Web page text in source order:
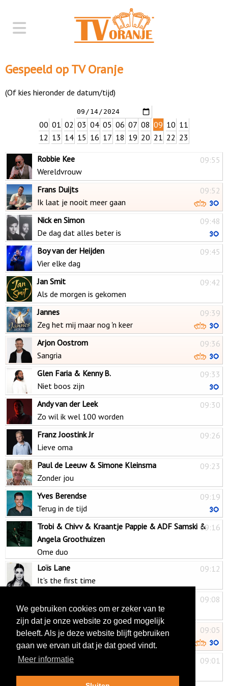
Gespeeld op TV Oranje
(Of kies hieronder de datum/tijd)
00 01 02 03 04 05 06 07 08 09 10 11
12 13 14 15 16 17 18 19 20 21 22 23
09:55
Robbie Kee
Wereldvrouw
09:52
Frans Duijts
Ik laat je nooit meer gaan
09:48
Nick en Simon
De dag dat alles beter is
09:45
Boy van der Heijden
Vier elke dag
09:42
Jan Smit
Als de morgen is gekomen
09:39
Jannes
Zeg het mij maar nog 'n keer
09:36
Arjon Oostrom
Sangria
09:33
Glen Faria & Kenny B.
Niet boos zijn
09:30
Andy van der Leek
Zo wil ik wel 100 worden
09:26
Franz Joostink Jr
Lieve oma
09:23
Paul de Leeuw & Simone Kleinsma
Zonder jou
09:19
Yves Berendse
Terug in de tijd
09:16
Trobi & Chivv & Kraantje Pappie & ADF Samski &
Angela Groothuizen
Ome duo
09:12
Loïs Lane
It's the first time
09:08
Een moment met jou samen
09:05
Belinda Kinnaer
De tijd van m'n leven
09:01
Marianne Weber
We gebruiken cookies om er zeker van te
zijn dat je onze website zo goed mogelijk
beleeft. Als je deze website blijft gebruiken
gaan we ervan uit dat je dat goed vindt.
Meer informatie